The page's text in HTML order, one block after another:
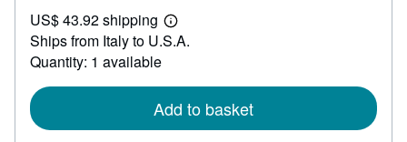
30.95
US$ 43.92 shipping
Learn
more
Ships from Italy to U.S.A.
Quantity: 1 available
Add to basket